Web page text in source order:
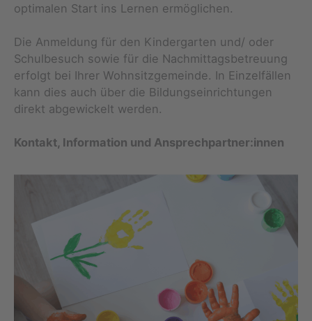
optimalen Start ins Lernen ermöglichen.
Die Anmeldung für den Kindergarten und/ oder
Schulbesuch sowie für die Nachmittagsbetreuung
erfolgt bei Ihrer Wohnsitzgemeinde. In Einzelfällen
kann dies auch über die Bildungseinrichtungen
direkt abgewickelt werden.
Kontakt, Information und Ansprechpartner:innen